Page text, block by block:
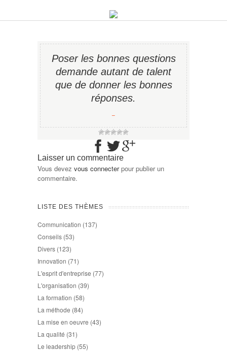
Poser les bonnes questions
demande autant de talent
que de donner les bonnes
réponses.
−
Laisser un commentaire
Vous devez vous connecterpour publier un
commentaire.
LISTE DES THÈMES
Communication (137)
Conseils (53)
Divers (123)
Innovation (71)
L'esprit d'entreprise (77)
L'organisation (39)
La formation (58)
La méthode (84)
La mise en oeuvre (43)
La qualité (31)
Le leadership (55)